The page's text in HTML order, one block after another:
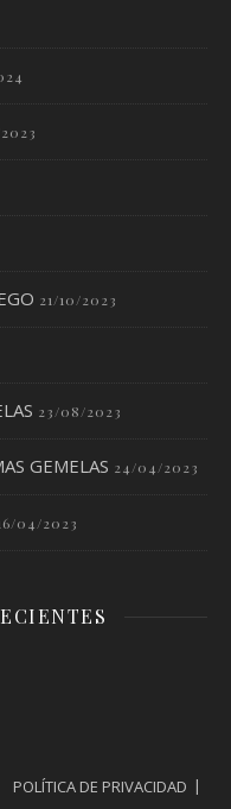
21/10/2023
23/08/2023
GEMELAS 24/04/2023
04/2023
POLÍTICA DE PRIVACIDAD